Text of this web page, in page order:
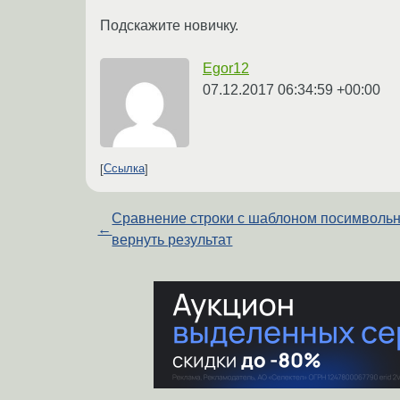
Подскажите новичку.
Egor12
07.12.2017 06:34:59 +00:00
Ссылка
←
Сравнение строки с шаблоном
вернуть результат